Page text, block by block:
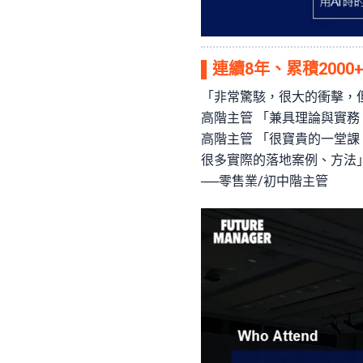
▌連續8年、累積
「非常驚駭，很大的衝擊
高階主管 「兼具理論與實
高階主管 「很寶貴的一堂
很多實際的落地案例、方
──零售業/初中階主管